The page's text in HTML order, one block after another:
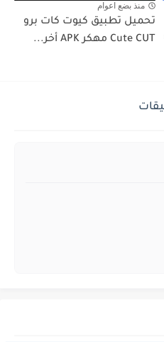
منذ بضع اعوام
تحميل تطبيق كيوت كات برو
Cute CUT مهكر APK أخر...